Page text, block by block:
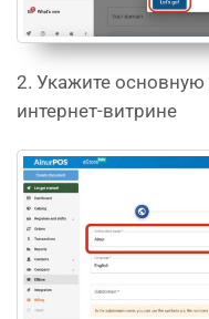
2. Укажите
интернет-витрине